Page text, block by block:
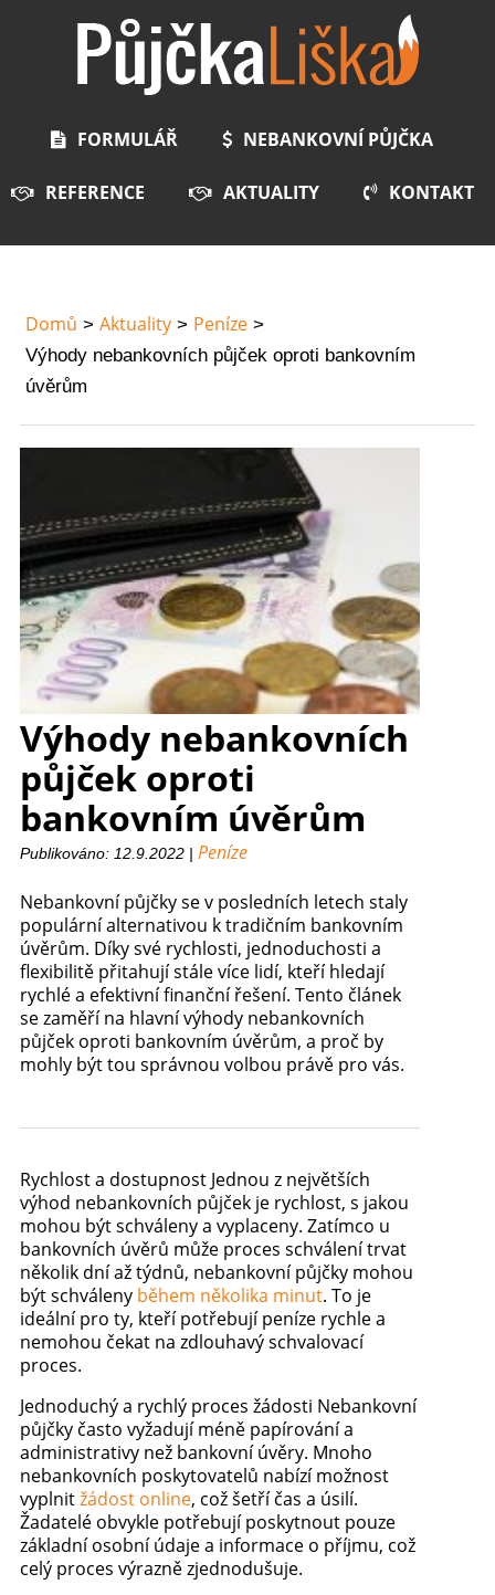
FORMULÁŘ NEBANKOVNÍ PŮJČKA
REFERENCE AKTUALITY KONTAKT
Domů Aktuality Peníze
Výhody nebankovních půjček oproti bankovním
úvěrům
Výhody nebankovních
půjček oproti
bankovním úvěrům
Publikováno: 12.9.2022 | Peníze
Nebankovní půjčky se v posledních letech staly
populární alternativou k tradičním bankovním
úvěrům. Díky své rychlosti, jednoduchosti a
flexibilitě přitahují stále více lidí, kteří hledají
rychlé a efektivní finanční řešení. Tento článek
se zaměří na hlavní výhody nebankovních
půjček oproti bankovním úvěrům, a proč by
mohly být tou správnou volbou právě pro vás.
Rychlost a dostupnost Jednou z největších
výhod nebankovních půjček je rychlost, s jakou
mohou být schváleny a vyplaceny. Zatímco u
bankovních úvěrů může proces schválení trvat
několik dní až týdnů, nebankovní půjčky mohou
být schváleny během několika minut. To je
ideální pro ty, kteří potřebují peníze rychle a
nemohou čekat na zdlouhavý schvalovací
proces.
Jednoduchý a rychlý proces žádosti Nebankovní
půjčky často vyžadují méně papírování a
administrativy než bankovní úvěry. Mnoho
nebankovních poskytovatelů nabízí možnost
vyplnitžádost online, což šetří čas a úsilí.
Žadatelé obvykle potřebují poskytnout pouze
základní osobní údaje a informace o příjmu, což
celý proces výrazně zjednodušuje.